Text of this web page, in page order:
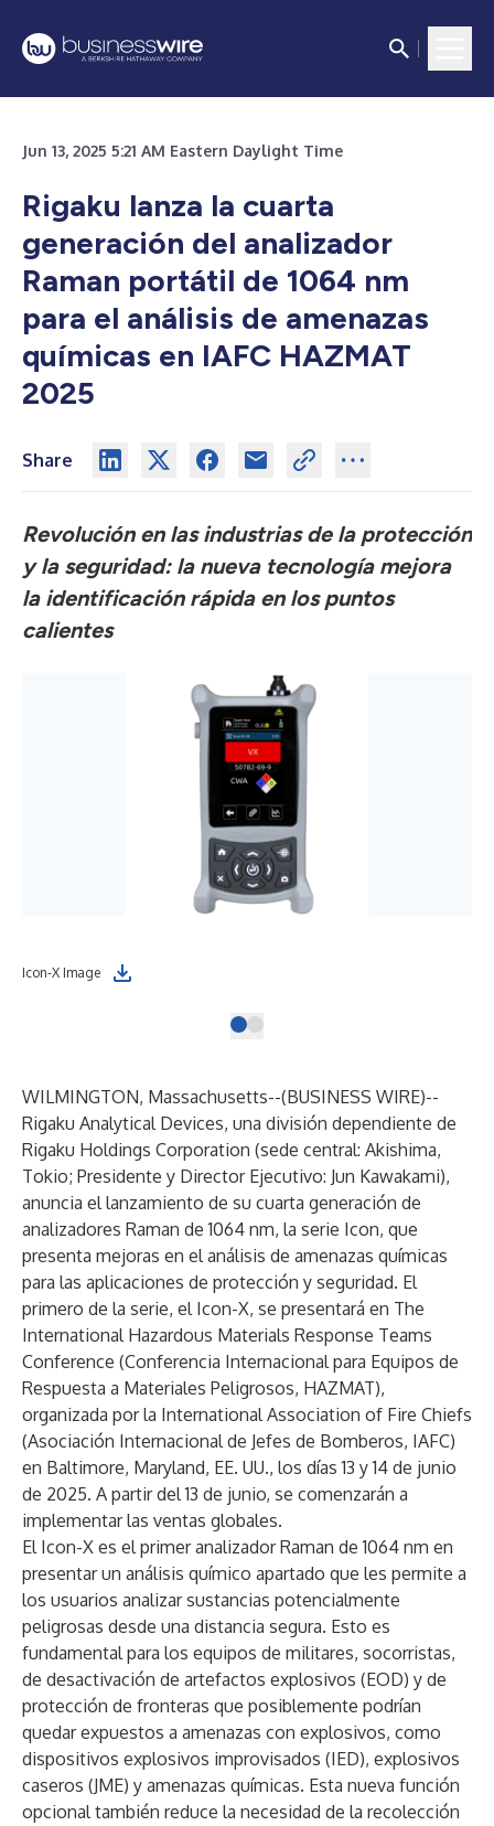
Jun 13, 2025 5:21 AM Eastern Daylight Time
Rigaku lanza la cuarta
generación del analizador
Raman portátil de 1064 nm
para el análisis de amenazas
químicas en IAFC HAZMAT
2025
Share
Revolución en las industrias de la protección
y la seguridad: la nueva tecnología mejora
la identificación rápida en los puntos
calientes
Icon-X Image
WILMINGTON, Massachusetts--(BUSINESS WIRE)--
Rigaku Analytical Devices, una división dependiente de
Rigaku Holdings Corporation (sede central: Akishima,
Tokio; Presidente y Director Ejecutivo: Jun Kawakami),
anuncia el lanzamiento de su cuarta generación de
analizadores Raman de 1064 nm, la serie Icon, que
presenta mejoras en el análisis de amenazas químicas
para las aplicaciones de protección y seguridad. El
primero de la serie, el Icon-X, se presentará en The
International Hazardous Materials Response Teams
Conference (Conferencia Internacional para Equipos de
Respuesta a Materiales Peligrosos, HAZMAT),
organizada por la International Association of Fire Chiefs
(Asociación Internacional de Jefes de Bomberos, IAFC)
en Baltimore, Maryland, EE. UU., los días 13 y 14 de junio
de 2025. A partir del 13 de junio, se comenzarán a
implementar las ventas globales.
El Icon-X es el primer analizador Raman de 1064 nm en
presentar un análisis químico apartado que les permite a
los usuarios analizar sustancias potencialmente
peligrosas desde una distancia segura. Esto es
fundamental para los equipos de militares, socorristas,
de desactivación de artefactos explosivos (EOD) y de
protección de fronteras que posiblemente podrían
quedar expuestos a amenazas con explosivos, como
dispositivos explosivos improvisados (IED), explosivos
caseros (JME) y amenazas químicas. Esta nueva función
opcional también reduce la necesidad de la recolección